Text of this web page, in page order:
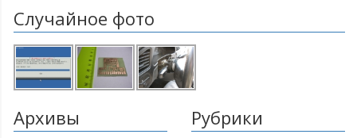
Случайное фото
Архивы Рубрики